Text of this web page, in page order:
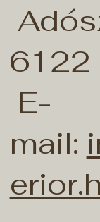
6122
E-
mail: